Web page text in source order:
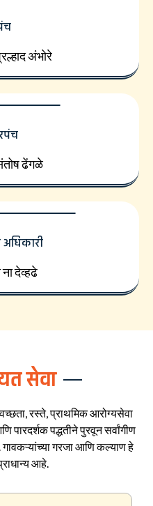
अंभोरे
ढेंगळे
अधिकारी
देव्हढे
सेवा
रस्ते, प्राथमिक आरोग्यसेवा
पारदर्शक पद्धतीने पुरवून सर्वांगीण
गरजा आणि कल्याण हे
आहे.